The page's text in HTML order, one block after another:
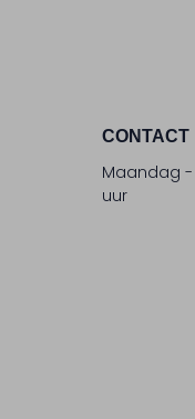
CONTACT
Maandag -
uur